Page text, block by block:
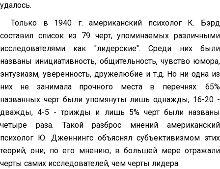
удалось.
Только в 1940 г. американский психолог К. Бэрд
составил список из 79 черт, упоминаемых различными
исследователями как "лидерские". Среди них были
названы инициативность, общительность, чувство юмора,
энтузиазм, уверенность, дружелюбие и т.д. Но ни одна из
них не занимала прочного места в перечнях: 65%
названных черт были упомянуты лишь однажды, 16-20 -
дважды, 4-5 - трижды и лишь 5% черт были названы
четыре раза. Такой разброс мнений американский
психолог Ю. Дженнингс объяснял субъективизмом этих
теорий, они, по его мнению, в большей мере отражали
черты самих исследователей, чем черты лидера.